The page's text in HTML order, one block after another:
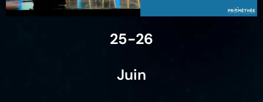
25-26
Juin